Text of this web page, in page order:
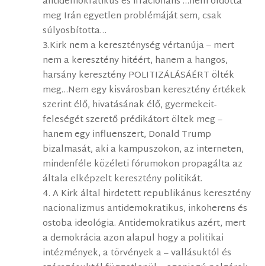
meg Irán egyetlen problémáját sem, csak
súlyosbította…
3.Kirk nem a kereszténység vértanúja – mert
nem a keresztény hitéért, hanem a hangos,
harsány keresztény POLITIZÁLÁSÁÉRT ölték
meg…Nem egy kisvárosban keresztény értékek
szerint élő, hivatásának élő, gyermekeit-
feleségét szerető prédikátort öltek meg –
hanem egy influenszert, Donald Trump
bizalmasát, aki a kampuszokon, az interneten,
mindenféle közéleti fórumokon propagálta az
általa elképzelt keresztény politikát.
4. A Kirk által hirdetett republikánus keresztény
nacionalizmus antidemokratikus, inkoherens és
ostoba ideológia. Antidemokratikus azért, mert
a demokrácia azon alapul hogy a politikai
intézmények, a törvények a – vallásuktól és